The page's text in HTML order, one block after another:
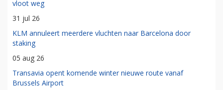
vloot weg
31 jul 26
KLM annuleert meerdere vluchten naar Barcelona door
staking
05 aug 26
Transavia opent komende winter nieuwe route vanaf
Brussels Airport